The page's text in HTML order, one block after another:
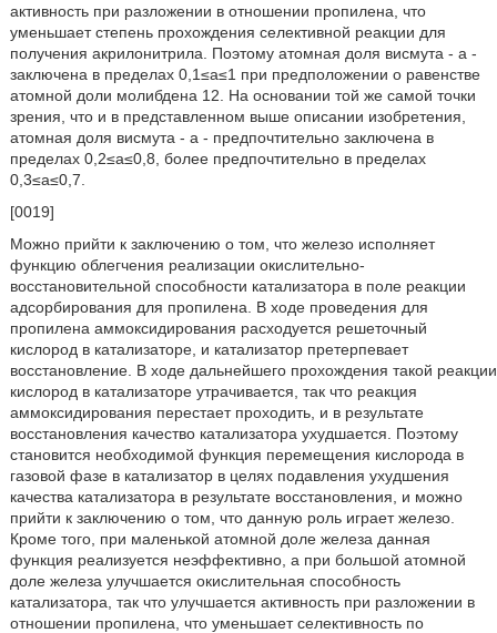
активность при разложении в отношении пропилена, что
уменьшает степень прохождения селективной реакции для
получения акрилонитрила. Поэтому атомная доля висмута - а -
заключена в пределах 0,1≤а≤1 при предположении о равенстве
атомной доли молибдена 12. На основании той же самой точки
зрения, что и в представленном выше описании изобретения,
атомная доля висмута - а - предпочтительно заключена в
пределах 0,2≤а≤0,8, более предпочтительно в пределах
0,3≤а≤0,7.
[0019]
Можно прийти к заключению о том, что железо исполняет
функцию облегчения реализации окислительно-
восстановительной способности катализатора в поле реакции
адсорбирования для пропилена. В ходе проведения для
пропилена аммоксидирования расходуется решеточный
кислород в катализаторе, и катализатор претерпевает
восстановление. В ходе дальнейшего прохождения такой реакции
кислород в катализаторе утрачивается, так что реакция
аммоксидирования перестает проходить, и в результате
восстановления качество катализатора ухудшается. Поэтому
становится необходимой функция перемещения кислорода в
газовой фазе в катализатор в целях подавления ухудшения
качества катализатора в результате восстановления, и можно
прийти к заключению о том, что данную роль играет железо.
Кроме того, при маленькой атомной доле железа данная
функция реализуется неэффективно, а при большой атомной
доле железа улучшается окислительная способность
катализатора, так что улучшается активность при разложении в
отношении пропилена, что уменьшает селективность по